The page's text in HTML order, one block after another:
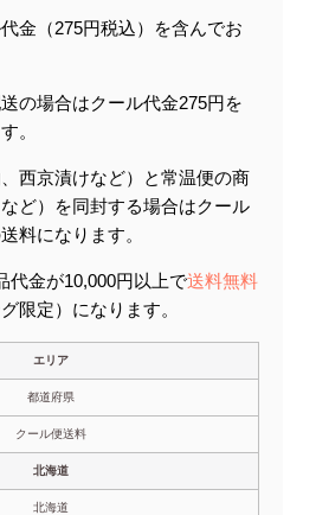
金（275円税込）を含んでお
の場合はクール代金275円を
。
西京漬けなど）と常温便の商
ど）を同封する場合はクール
料になります。
代金が10,000円以上で送料無料
限定）になります。
エリア
都道府県
クール便送料
北海道
北海道